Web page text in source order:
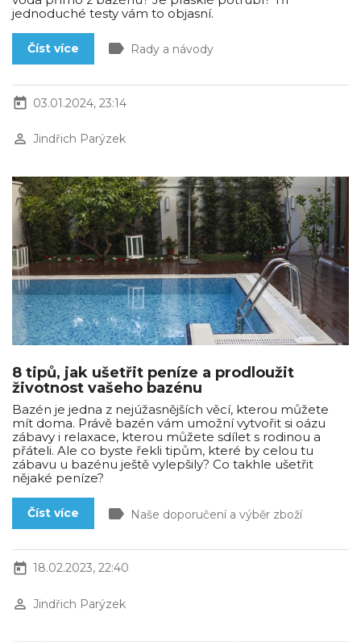
jednoduché testy vám to objasní.
Číst více label Rady a návody
today 03.01.2024, 23:14
perm_identity Jindřich Parýzek
8 tipů, jak ušetřit peníze a prodloužit
životnost vašeho bazénu
Bazén je jedna z nejúžasnějších věcí, kterou můžete
mít doma. Právě bazén vám umožní vytvořit si oázu
zábavy i relaxace, kterou můžete sdílet s rodinou a
přáteli. Ale co byste řekli tipům, které by celou tu
zábavu u bazénu ještě vylepšily? Co takhle ušetřit
nějaké peníze?
Číst více label Naše doporučení a výběr zboží
today 18.02.2023, 22:40
perm_identity Jindřich Parýzek